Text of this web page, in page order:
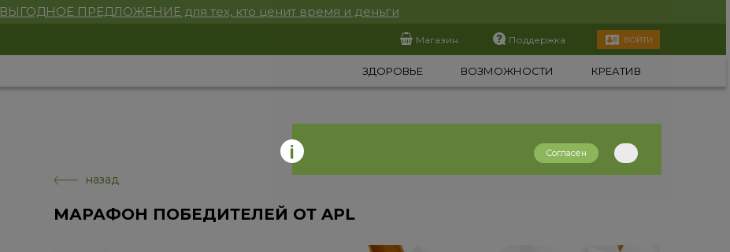
ВЫГОДНОЕ ПРЕДЛОЖЕНИЕ для тех, кто ценит время и деньги
Магазин Поддержка ВОЙТИ
ЗДОРОВЬЕ ВОЗМОЖНОСТИ КРЕАТИВ
назад
МАРАФОН ПОБЕДИТЕЛЕЙ ОТ APL
Согласен